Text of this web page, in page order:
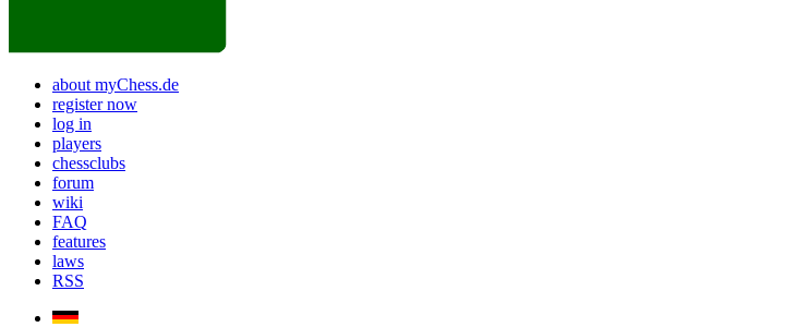
about myChess.de
register now
log in
players
chessclubs
forum
wiki
FAQ
features
laws
RSS